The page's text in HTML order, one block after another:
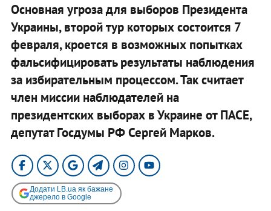
Основная угроза для выборов Президента
Украины, второй тур которых состоится 7
февраля, кроется в возможных попытках
фальсифицировать результаты наблюдения
за избирательным процессом. Так считает
член миссии наблюдателей на
президентских выборах в Украине от ПАСЕ,
депутат Госдумы РФ Сергей Марков.
Додати LB.ua як бажане
джерело в Google